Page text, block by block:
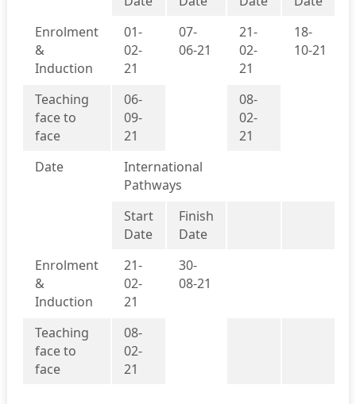
Enrolment
&
Induction
01-
02-
21
07-
06-21
21-
02-
21
18-
10-21
Teaching
face to
face
06-
09-
21
08-
02-
21
Date
International
Pathways
Start
Date
Finish
Date
Enrolment
&
Induction
21-
02-
21
30-
08-21
Teaching
face to
face
08-
02-
21